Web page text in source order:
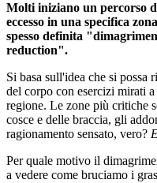
Molti iniziano un percorso
eccesso in una specifica
spesso definita "
reduction".
Si basa sull'idea che si possa
del corpo con esercizi mirati
regione. Le zone più critiche
cosce e delle braccia, gli
ragionamento sensato, vero?
Per quale motivo il
a vedere come bruciamo i